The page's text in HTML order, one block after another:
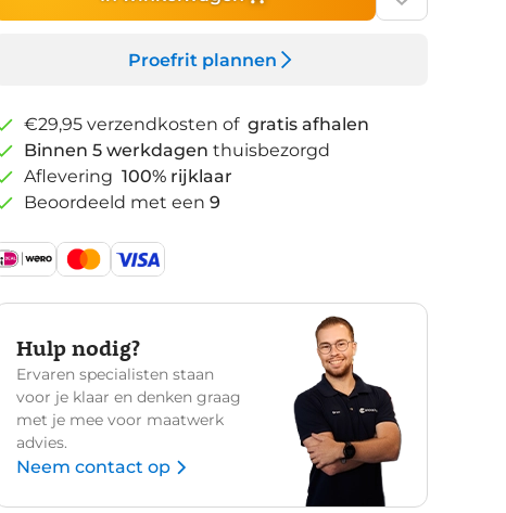
Proefrit plannen
€29,95 verzendkosten of gratis afhalen
Binnen 5 werkdagen thuisbezorgd
Aflevering 100% rijklaar
Beoordeeld met een 9
Hulp nodig?
Ervaren specialisten staan
voor je klaar en denken graag
met je mee voor maatwerk
advies.
Neem contact op